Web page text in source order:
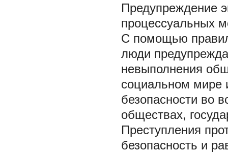
Предупреждение
процессуальных
С помощью
люди
невыполнения
социальном мире
безопасности во
обществах,
Преступления
безопасность и